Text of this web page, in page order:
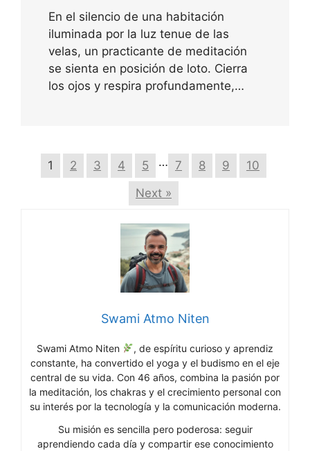
En el silencio de una habitación
iluminada por la luz tenue de las
velas, un practicante de meditación
se sienta en posición de loto. Cierra
los ojos y respira profundamente,…
1 2 3 4 5 … 7 8 9
10
Next »
Swami Atmo Niten
Swami Atmo Niten
, de espíritu curioso y aprendiz
constante, ha convertido el yoga y el budismo en el eje
central de su vida. Con 46 años, combina la pasión por
la meditación, los chakras y el crecimiento personal con
su interés por la tecnología y la comunicación moderna.
Su misión es sencilla pero poderosa: seguir
aprendiendo cada día y compartir ese conocimiento